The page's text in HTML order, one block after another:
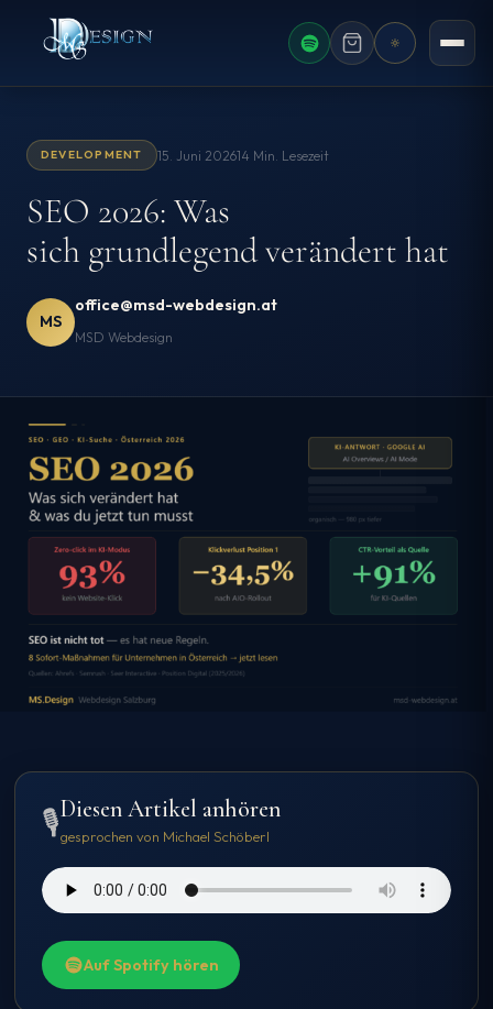
AKTUELLES
DEVELOPMENT 15. Juni 202614 Min. Lesezeit
SEO 2026: Was
sich grundlegend verändert hat
MS
office@msd-webdesign.at
MSD Webdesign
🎙️Diesen Artikel anhören
gesprochen von Michael Schöberl
Auf Spotify hören